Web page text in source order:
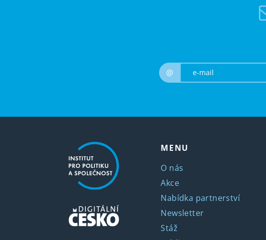
@
MENU
O nás
Akce
Nabídka partnerství
Newsletter
Stáž